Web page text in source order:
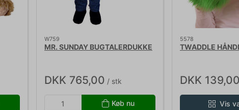
W759
MR. SUNDAY BUGTALERDUKKE
DKK 765,00 / stk
Køb nu
5578
TWADDLE
DKK 139,00
Vis